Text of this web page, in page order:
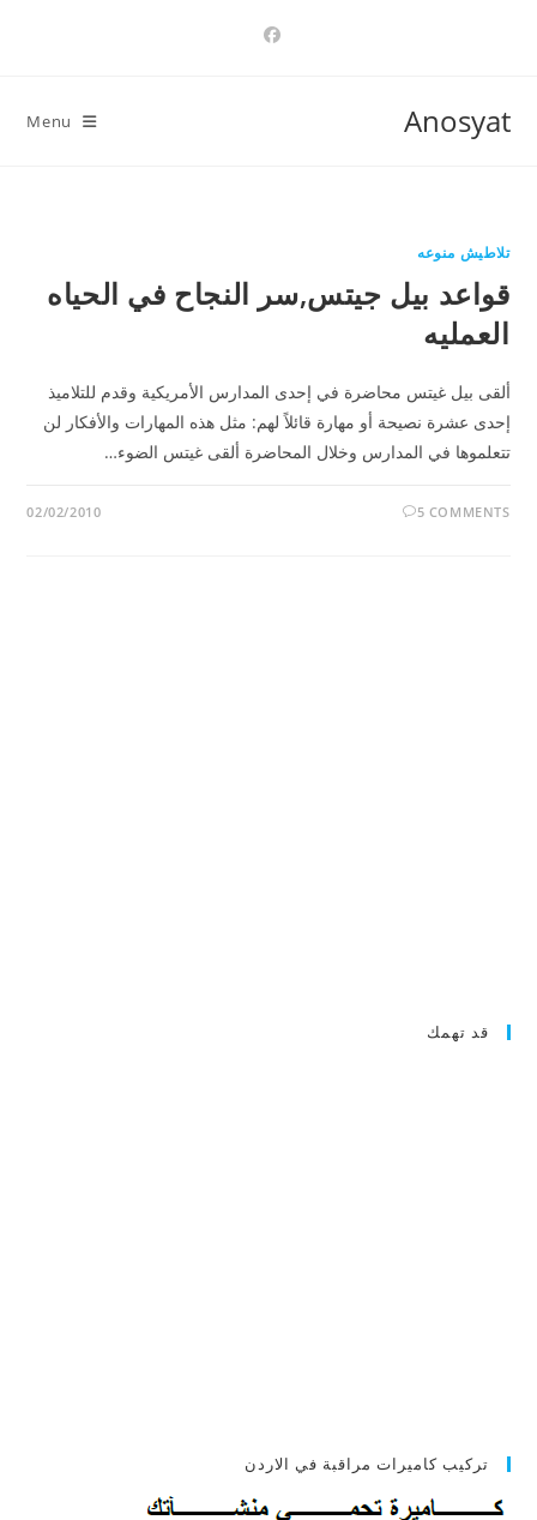
Anosyat
Menu
تلاطيش منوعه
قواعد بيل جيتس,سر النجاح في الحياه
العمليه
ألقى بيل غيتس محاضرة في إحدى المدارس الأمريكية وقدم للتلاميذ
إحدى عشرة نصيحة أو مهارة قائلاً لهم: مثل هذه المهارات والأفكار لن
تتعلموها في المدارس وخلال المحاضرة ألقى غيتس الضوء…
5 COMMENTS
02/02/2010
قد تهمك
تركيب كاميرات مراقبة في الاردن